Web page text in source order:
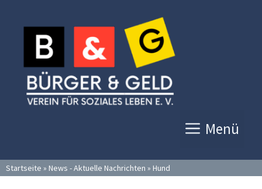
Inhalt
springen
Menü
Startseite » News - Aktuelle Nachrichten » Hund